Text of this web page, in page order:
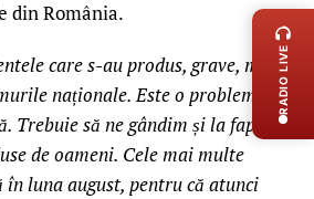
din România.
care s-au produs, grave, mă
naționale. Este o problemă nu
să ne gândim și la faptul că
de oameni. Cele mai multe
în luna august, pentru că atunci
RADIO LIVE